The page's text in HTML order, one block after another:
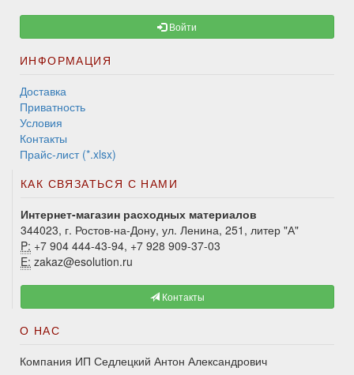
Войти
ИНФОРМАЦИЯ
Доставка
Приватность
Условия
Контакты
Прайс-лист (*.xlsx)
КАК СВЯЗАТЬСЯ С НАМИ
Интернет-магазин расходных материалов
344023, г. Ростов-на-Дону, ул. Ленина, 251, литер "А"
P: +7 904 444-43-94, +7 928 909-37-03
E: zakaz@esolution.ru
Контакты
О НАС
Компания ИП Седлецкий Антон Александрович